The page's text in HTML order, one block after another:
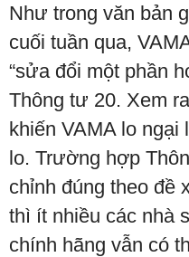
Như trong văn bản
cuối tuần qua,
“sửa đổi một phần
Thông tư 20. Xem
khiến VAMA lo ngại
lo. Trường hợp
chỉnh đúng theo đề
thì ít nhiều các nhà
chính hãng vẫn có